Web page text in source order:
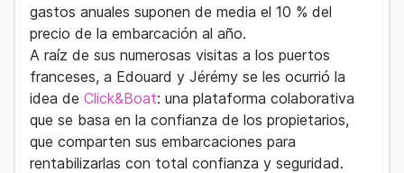
gastos anuales suponen de media el 10 % del
precio de la embarcación al año.
A raíz de sus numerosas visitas a los puertos
franceses, a Edouard y Jérémy se les ocurrió la
idea de Click&Boat: una plataforma colaborativa
que se basa en la confianza de los propietarios,
que comparten sus embarcaciones para
rentabilizarlas con total confianza y seguridad.